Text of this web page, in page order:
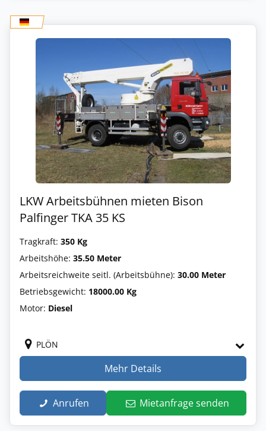
LKW Arbeitsbühnen mieten Bison
Palfinger TKA 35 KS
Tragkraft: 350 Kg
Arbeitshöhe: 35.50 Meter
Arbeitsreichweite seitl. (Arbeitsbühne): 30.00 Meter
Betriebsgewicht: 18000.00 Kg
Motor: Diesel
PLÖN
Mehr Details
Anrufen Mietanfrage senden